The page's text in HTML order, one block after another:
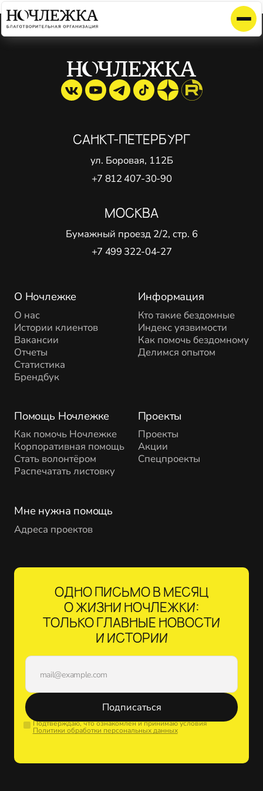
Элемент не найден!
О Ночлежке
О нас
Истории клиентов
Вакансии
Отчеты
Статистика
Брендбук
Помощь Ночлежке
Как помочь Ночлежке
Корпоративная помощь
Стать волонтёром
Распечатать листовку
Проекты
Проекты
Акции
Спецпроекты
Информация
Кто такие бездомные
Индекс уязвимости
Как помочь бездомному
Делимся опытом
Мне нужна помощь
Адреса проектов
САНКТ-ПЕТЕРБУРГ
ул. Боровая, 112Б
+7 812 407-30-90
МОСКВА
Бумажный проезд 2/2, стр. 6
+7 499 322-04-27
ОДНО ПИСЬМО В МЕСЯЦ
О ЖИЗНИ НОЧЛЕЖКИ:
ТОЛЬКО ГЛАВНЫЕ НОВОСТИ
И ИСТОРИИ
Подписаться
Подтверждаю, что ознакомлен и принимаю условия
Политики обработки персональных данных